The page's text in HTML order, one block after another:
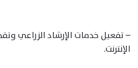
– تفعيل خدمات الإرشاد الزراعي
الإنترنت.